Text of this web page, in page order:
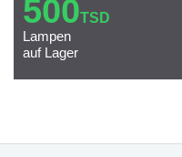
500TSD
Lampen
auf Lager